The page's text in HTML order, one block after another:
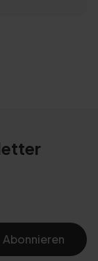
Abonnieren